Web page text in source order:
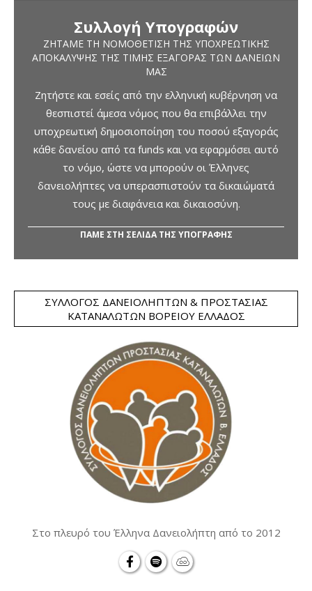
Συλλογή Υπογραφών
ΖΗΤΆΜΕ ΤΗ ΝΟΜΟΘΈΤΙΣΗ ΤΗΣ ΥΠΟΧΡΕΩΤΙΚΉΣ
ΑΠΟΚΆΛΥΨΗΣ ΤΗΣ ΤΙΜΉΣ ΕΞΑΓΟΡΆΣ ΤΩΝ ΔΑΝΕΊΩΝ
ΜΑΣ
Ζητήστε και εσείς από την ελληνική κυβέρνηση να
θεσπιστεί άμεσα νόμος που θα επιβάλλει την
υποχρεωτική δημοσιοποίηση του ποσού εξαγοράς
κάθε δανείου από τα funds και να εφαρμόσει αυτό
το νόμο, ώστε να μπορούν οι Έλληνες
δανειολήπτες να υπερασπιστούν τα δικαιώματά
τους με διαφάνεια και δικαιοσύνη.
ΠΑΜΕ ΣΤΗ ΣΕΛΙΔΑ ΤΗΣ ΥΠΟΓΡΑΦΗΣ
ΣΎΛΛΟΓΟΣ ΔΑΝΕΙΟΛΗΠΤΏΝ & ΠΡΟΣΤΑΣΊΑΣ
ΚΑΤΑΝΑΛΩΤΏΝ ΒΟΡΕΊΟΥ ΕΛΛΆΔΟΣ
Στο πλευρό του Έλληνα Δανειολήπτη από το 2012